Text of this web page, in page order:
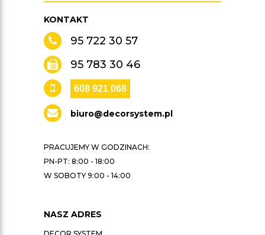
KONTAKT
95 722 30 57
95 783 30 46
608 921 068
biuro@decorsystem.pl
PRACUJEMY W GODZINACH:
PN-PT: 8:00 - 18:00
W SOBOTY 9:00 - 14:00
NASZ ADRES